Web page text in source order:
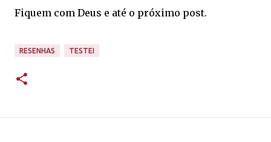
Fiquem com Deus e até o próximo post.
RESENHAS TESTEI